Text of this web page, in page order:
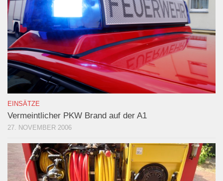
EINSÄTZE
Vermeintlicher PKW Brand auf der A1
27. NOVEMBER 2006